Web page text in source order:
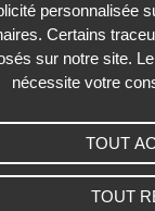
&
personnalisée
Certains
sur notre site.
nécessite votre
TOUT
TOUT